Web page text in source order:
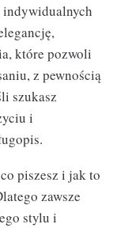
indywidualnych
które pozwoli
z pewnością
szukasz
i
piszesz i jak to
zawsze
stylu i